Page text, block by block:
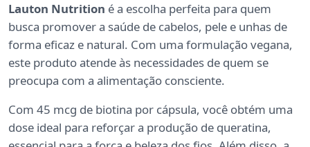
Lauton Nutrition é a escolha perfeita para quem
busca promover a saúde de cabelos, pele e unhas de
forma eficaz e natural. Com uma formulação vegana,
este produto atende às necessidades de quem se
preocupa com a alimentação consciente.
Com 45 mcg de biotina por cápsula, você obtém uma
dose ideal para reforçar a produção de queratina,